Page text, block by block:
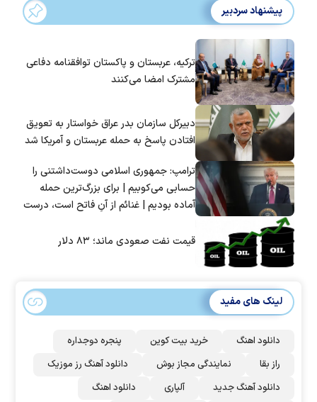
پیشنهاد سردبیر
ترکیه، عربستان و پاکستان توافقنامه دفاعی
مشترک امضا می‌کنند
دبیرکل سازمان بدر عراق خواستار به تعویق
افتادن پاسخ به حمله عربستان و آمریکا شد
ترامپ: جمهوری اسلامی دوست‌داشتنی را
حسابی می‌کوبیم | برای بزرگ‌ترین حمله
آماده بودیم | غنائم از آنِ فاتح است، درست
قیمت نفت صعودی ماند؛ ۸۳ دلار
لینک های مفید
دانلود اهنگ خرید بیت کوین
پنجره دوجداره
راز بقا
نمایندگی مجاز بوش
دانلود آهنگ رز‌ موزیک
دانلود آهنگ جدید
آلپاری دانلود اهنگ